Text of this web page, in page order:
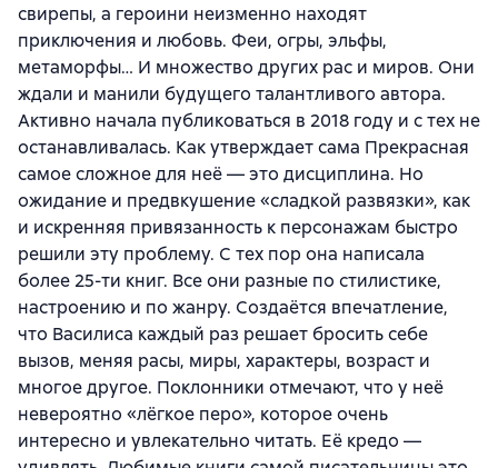
свирепы, а героини неизменно находят
приключения и любовь. Феи, огры, эльфы,
метаморфы… И множество других рас и миров. Они
ждали и манили будущего талантливого автора.
Активно начала публиковаться в 2018 году и с тех не
останавливалась. Как утверждает сама Прекрасная
самое сложное для неё — это дисциплина. Но
ожидание и предвкушение «сладкой развязки», как
и искренняя привязанность к персонажам быстро
решили эту проблему. С тех пор она написала
более 25-ти книг. Все они разные по стилистике,
настроению и по жанру. Создаётся впечатление,
что Василиса каждый раз решает бросить себе
вызов, меняя расы, миры, характеры, возраст и
многое другое. Поклонники отмечают, что у неё
невероятно «лёгкое перо», которое очень
интересно и увлекательно читать. Её кредо —